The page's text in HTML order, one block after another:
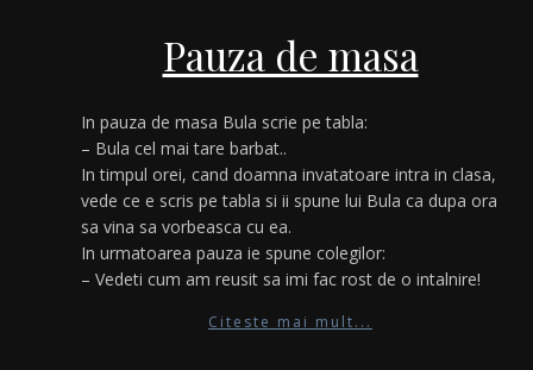
Pauza de masa
In pauza de masa Bula scrie pe tabla:
– Bula cel mai tare barbat..
In timpul orei, cand doamna invatatoare intra in clasa,
vede ce e scris pe tabla si ii spune lui Bula ca dupa ora
sa vina sa vorbeasca cu ea.
In urmatoarea pauza ie spune colegilor:
– Vedeti cum am reusit sa imi fac rost de o intalnire!
Citeste mai mult...